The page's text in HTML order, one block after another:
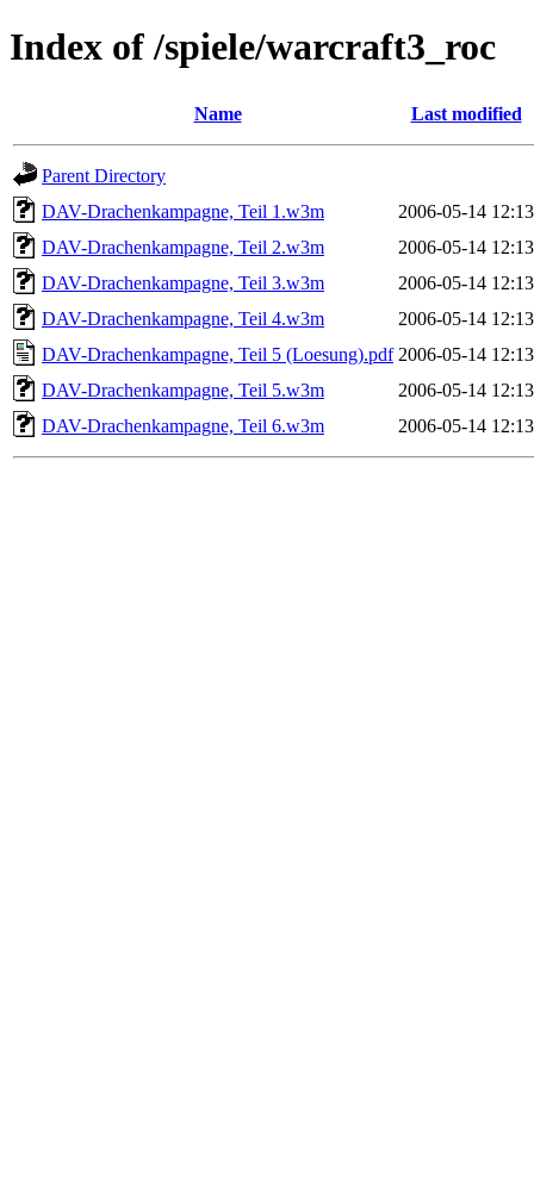
Index of /spiele/warcraft3_roc
Name Last modified
Parent Directory
DAV-Drachenkampagne, Teil 1.w3m
2006-05-14 12:13
DAV-Drachenkampagne, Teil 2.w3m
2006-05-14 12:13
DAV-Drachenkampagne, Teil 3.w3m
2006-05-14 12:13
DAV-Drachenkampagne, Teil 4.w3m
2006-05-14 12:13
DAV-Drachenkampagne, Teil 5 (Loesung).pdf 2006-05-14 12:13
DAV-Drachenkampagne, Teil 5.w3m
2006-05-14 12:13
DAV-Drachenkampagne, Teil 6.w3m
2006-05-14 12:13